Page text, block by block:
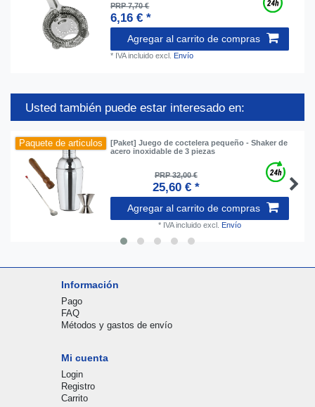
PRP 7,70 €
6,16 € *
Agregar al carrito de compras
* IVA incluido excl. Envío
Usted también puede estar interesado en:
Paquete de articulos
[Paket] Juego de coctelera pequeño - Shaker de
acero inoxidable de 3 piezas
PRP 32,00 €
25,60 € *
Agregar al carrito de compras
* IVA incluido excl. Envío
Información
Pago
FAQ
Métodos y gastos de envío
Mi cuenta
Login
Registro
Carrito